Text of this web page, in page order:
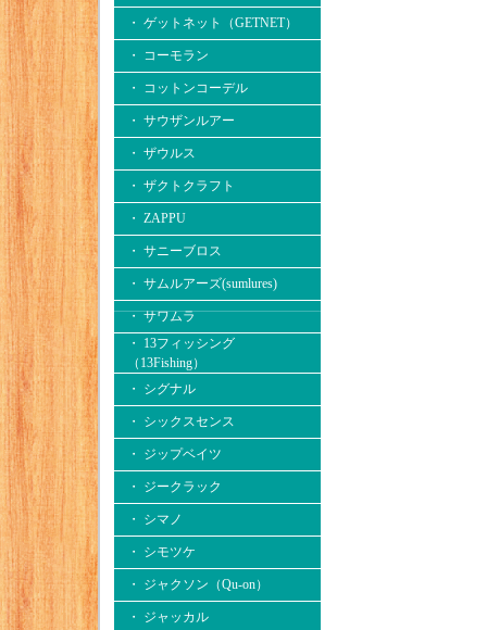
・ ゲットネット（GETNET）
・ コーモラン
・ コットンコーデル
・ サウザンルアー
・ ザウルス
・ ザクトクラフト
・ ZAPPU
・ サニーブロス
・ サムルアーズ(sumlures)
・ サワムラ
・ 13フィッシング
（13Fishing）
・ シグナル
・ シックスセンス
・ ジップベイツ
・ ジークラック
・ シマノ
・ シモツケ
・ ジャクソン（Qu-on）
・ ジャッカル